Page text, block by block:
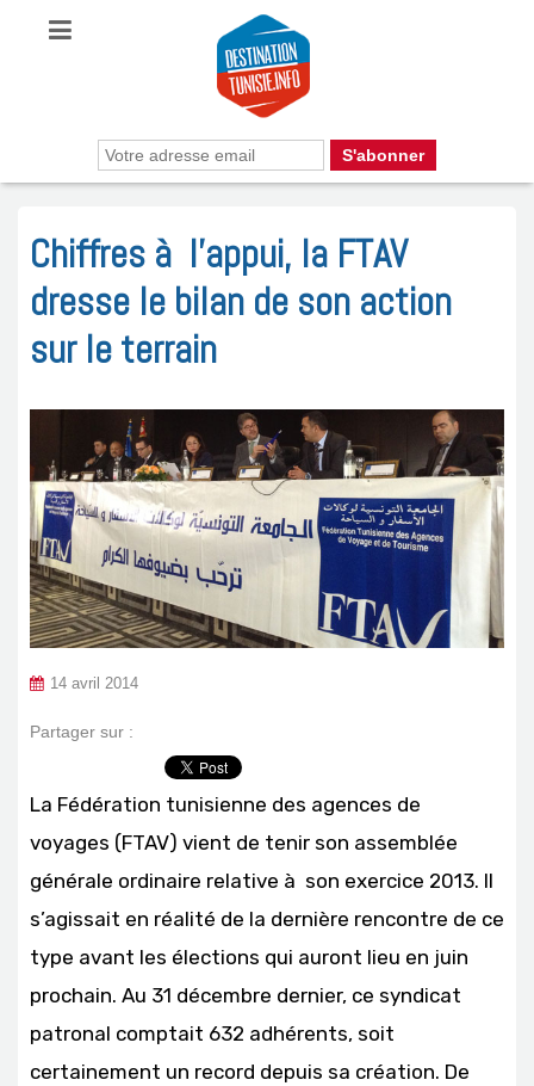
Chiffres à l’appui, la FTAV
dresse le bilan de son action
sur le terrain
14 avril 2014
Partager sur :
La Fédération tunisienne des agences de
voyages (FTAV) vient de tenir son assemblée
générale ordinaire relative à son exercice 2013. Il
s’agissait en réalité de la dernière rencontre de ce
type avant les élections qui auront lieu en juin
prochain. Au 31 décembre dernier, ce syndicat
patronal comptait 632 adhérents, soit
certainement un record depuis sa création. De